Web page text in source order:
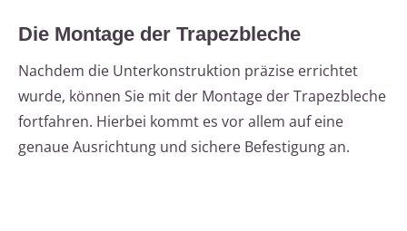
Die Montage der Trapezbleche
Nachdem die Unterkonstruktion präzise errichtet
wurde, können Sie mit der Montage der Trapezbleche
fortfahren. Hierbei kommt es vor allem auf eine
genaue Ausrichtung und sichere Befestigung an.